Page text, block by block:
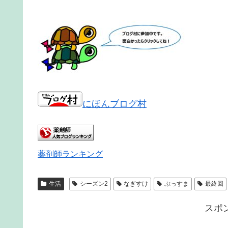
にほんブログ村
薬剤師ランキング
生活 シーズン2 なぎすけ ぷっすま 最終回
スポ